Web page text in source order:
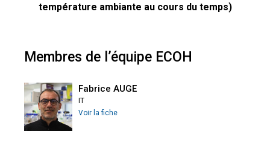
température ambiante au cours du temps)
Membres de l’équipe ECOH
Fabrice AUGE
IT
Voir la fiche